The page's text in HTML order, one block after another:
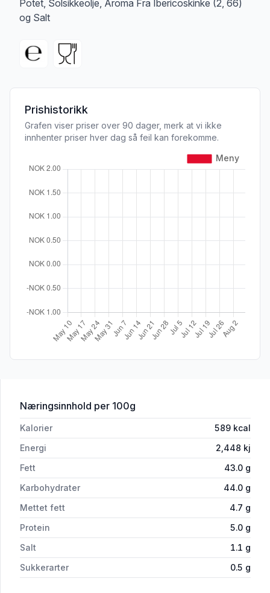
Potet, Solsikkeolje, Aroma Fra Ibericoskinke (2, 66)
og Salt
Prishistorikk
Grafen viser priser over 90 dager, merk at vi ikke
innhenter priser hver dag så feil kan forekomme.
Næringsinnhold for 'Premium Potetchips Ibericosmak
per 100g
Kalorier 589 kcal
Energi
2,448 kj
Fett
43.0 g
Karbohydrater
44.0 g
Mettet fett
4.7 g
Protein
5.0 g
Salt
1.1 g
Sukkerarter
0.5 g